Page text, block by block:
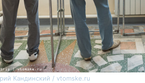
Кандинский / vtomske.ru